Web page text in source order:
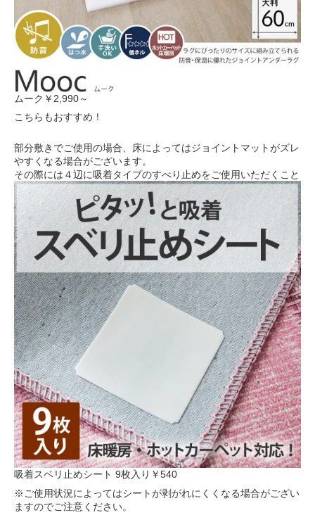
ムーク ￥2,990～
こちらもおすすめ！
部分敷きでご使用の場合、床によってはジョイントマットがズレ
やすくなる場合がございます。
その際には４辺に吸着タイプのすべり止めをご使用いただくこと
がおすすめです。
吸着スベリ止めシート 9枚入り ￥540
※ご使用状況によってはシートが剥がれにくくなる場合がござい
ますのでご注意ください。